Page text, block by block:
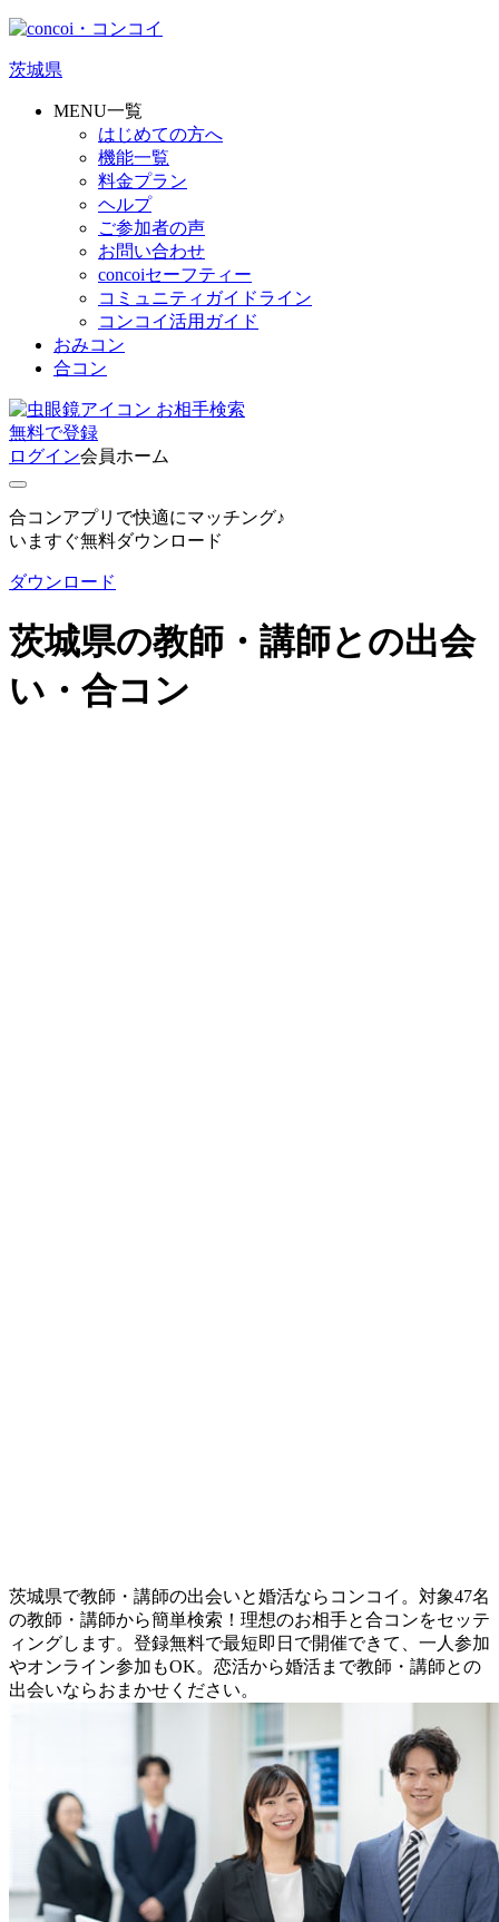
茨城県
MENU一覧
はじめての方へ
機能一覧
料金プラン
ヘルプ
ご参加者の声
お問い合わせ
concoiセーフティー
コミュニティガイドライン
コンコイ活用ガイド
おみコン
合コン
お相手検索
無料で登録
ログイン会員ホーム
合コンアプリで快適にマッチング♪
いますぐ無料ダウンロード
ダウンロード
茨城県の教師・講師との出会
い・合コン
茨城県で教師・講師の出会いと婚活ならコンコイ。対象47名
の教師・講師から簡単検索！理想のお相手と合コンをセッテ
ィングします。登録無料で最短即日で開催できて、一人参加
やオンライン参加もOK。恋活から婚活まで教師・講師との
出会いならおまかせください。